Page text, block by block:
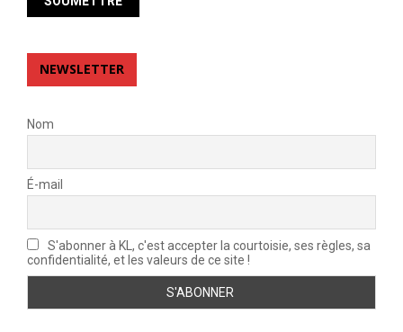
NEWSLETTER
Nom
É-mail
S'abonner à KL, c'est accepter la courtoisie, ses règles, sa
confidentialité, et les valeurs de ce site !